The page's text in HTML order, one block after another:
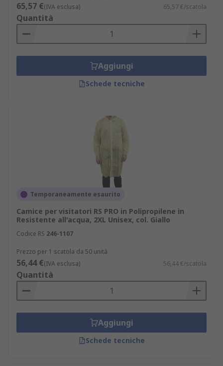
65,57 €(IVA esclusa) 65,57 €/scatola
Quantità
Aggiungi
Schede tecniche
Temporaneamente esaurito
Camice per visitatori RS PRO in Polipropilene in
Resistente all'acqua, 2XL Unisex, col. Giallo
Codice RS 246-1107
Prezzo per 1 scatola da 50 unità
56,44 €(IVA esclusa) 56,44 €/scatola
Quantità
Aggiungi
Schede tecniche